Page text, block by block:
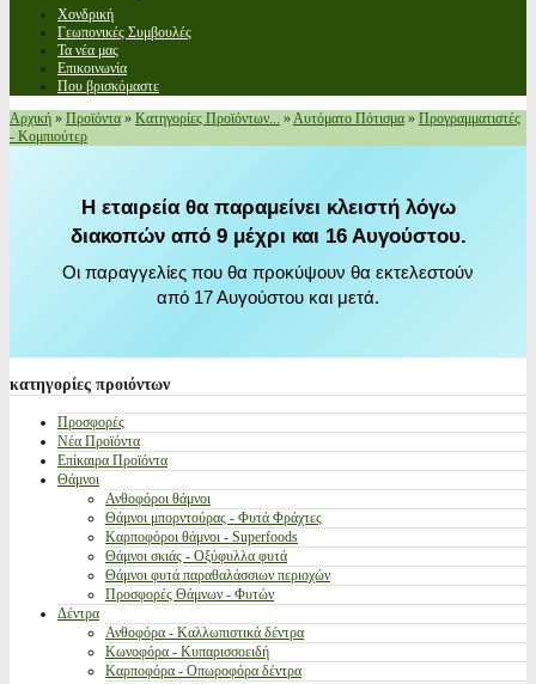
Χονδρική
Γεωπονικές Συμβουλές
Τα νέα μας
Επικοινωνία
Που βρισκόμαστε
Αρχική » Προϊόντα » Κατηγορίες Προϊόντων... »Αυτόματο Πότισμα » Προγραμματιστές
- Κομπιούτερ
Η εταιρεία θα παραμείνει κλειστή λόγω
διακοπών από 9 μέχρι και 16 Αυγούστου.
Οι παραγγελίες που θα προκύψουν θα εκτελεστούν
από 17 Αυγούστου και μετά.
κατηγορίες προιόντων
Προσφορές
Νέα Προϊόντα
Επίκαιρα Προϊόντα
Θάμνοι
Ανθοφόροι θάμνοι
Θάμνοι μπορντούρας - Φυτά Φράχτες
Καρποφόροι θάμνοι - Superfoods
Θάμνοι σκιάς - Οξύφυλλα φυτά
Θάμνοι φυτά παραθαλάσσιων περιοχών
Προσφορές Θάμνων - Φυτών
Δέντρα
Ανθοφόρα - Καλλωπιστικά δέντρα
Κωνοφόρα - Κυπαρισσοειδή
Καρποφόρα - Οπωροφόρα δέντρα